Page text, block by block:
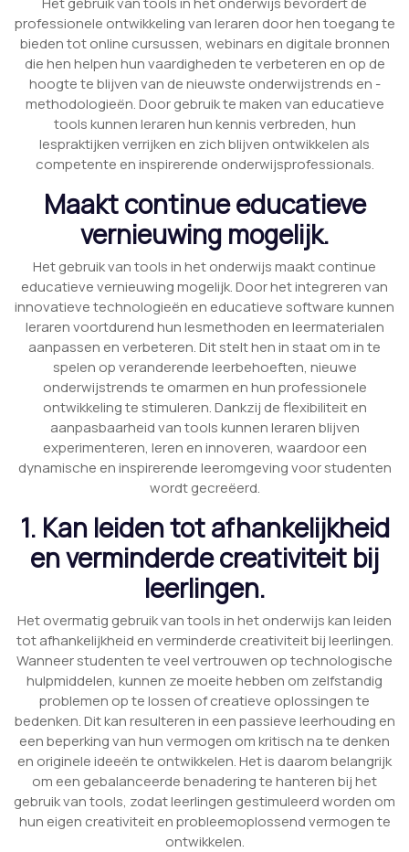
professionele ontwikkeling van leraren door hen toegang te
bieden tot online cursussen, webinars en digitale bronnen
die hen helpen hun vaardigheden te verbeteren en op de
hoogte te blijven van de nieuwste onderwijstrends en -
methodologieën. Door gebruik te maken van educatieve
tools kunnen leraren hun kennis verbreden, hun
lespraktijken verrijken en zich blijven ontwikkelen als
competente en inspirerende onderwijsprofessionals.
Maakt continue educatieve
vernieuwing mogelijk.
Het gebruik van tools in het onderwijs maakt continue
educatieve vernieuwing mogelijk. Door het integreren van
innovatieve technologieën en educatieve software kunnen
leraren voortdurend hun lesmethoden en leermaterialen
aanpassen en verbeteren. Dit stelt hen in staat om in te
spelen op veranderende leerbehoeften, nieuwe
onderwijstrends te omarmen en hun professionele
ontwikkeling te stimuleren. Dankzij de flexibiliteit en
aanpasbaarheid van tools kunnen leraren blijven
experimenteren, leren en innoveren, waardoor een
dynamische en inspirerende leeromgeving voor studenten
wordt gecreëerd.
1. Kan leiden tot afhankelijkheid
en verminderde creativiteit bij
leerlingen.
Het overmatig gebruik van tools in het onderwijs kan leiden
tot afhankelijkheid en verminderde creativiteit bij leerlingen.
Wanneer studenten te veel vertrouwen op technologische
hulpmiddelen, kunnen ze moeite hebben om zelfstandig
problemen op te lossen of creatieve oplossingen te
bedenken. Dit kan resulteren in een passieve leerhouding en
een beperking van hun vermogen om kritisch na te denken
en originele ideeën te ontwikkelen. Het is daarom belangrijk
om een gebalanceerde benadering te hanteren bij het
gebruik van tools, zodat leerlingen gestimuleerd worden om
hun eigen creativiteit en probleemoplossend vermogen te
ontwikkelen.